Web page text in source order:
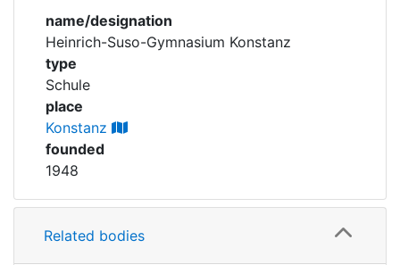
registry
name/designation
Heinrich-Suso-Gymnasium Konstanz
type
Schule
place
Konstanz
founded
1948
Related bodies